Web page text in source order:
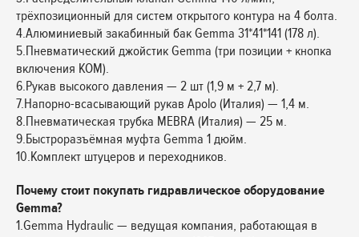
трёхпозиционный для систем открытого контура на 4 болта.
4.Алюминиевый закабинный бак Gemma 31*41*141 (178 л).
5.Пневматический джойстик Gemma (три позиции + кнопка
включения КОМ).
6.Рукав высокого давления — 2 шт (1,9 м + 2,7 м).
7.Напорно-всасывающий рукав Apolo (Италия) — 1,4 м.
8.Пневматическая трубка MEBRA (Италия) — 25 м.
9.Быстроразъёмная муфта Gemma 1 дюйм.
10.Комплект штуцеров и переходников.
Почему стоит покупать гидравлическое оборудование
Gemma?
1.Gemma Hydraulic — ведущая компания, работающая в